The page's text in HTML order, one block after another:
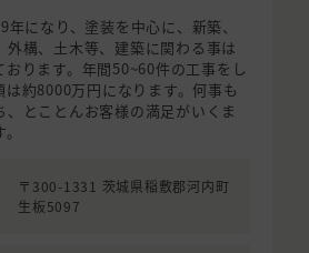
になり、塗装を中心に、新築、
外構、土木等、建築に関わる事は
おります。年間50~60件の工事をし
は約8000万円になります。何事も
、とことんお客様の満足がいくま
〒300-1331 茨城県稲敷郡河内町
生板5097